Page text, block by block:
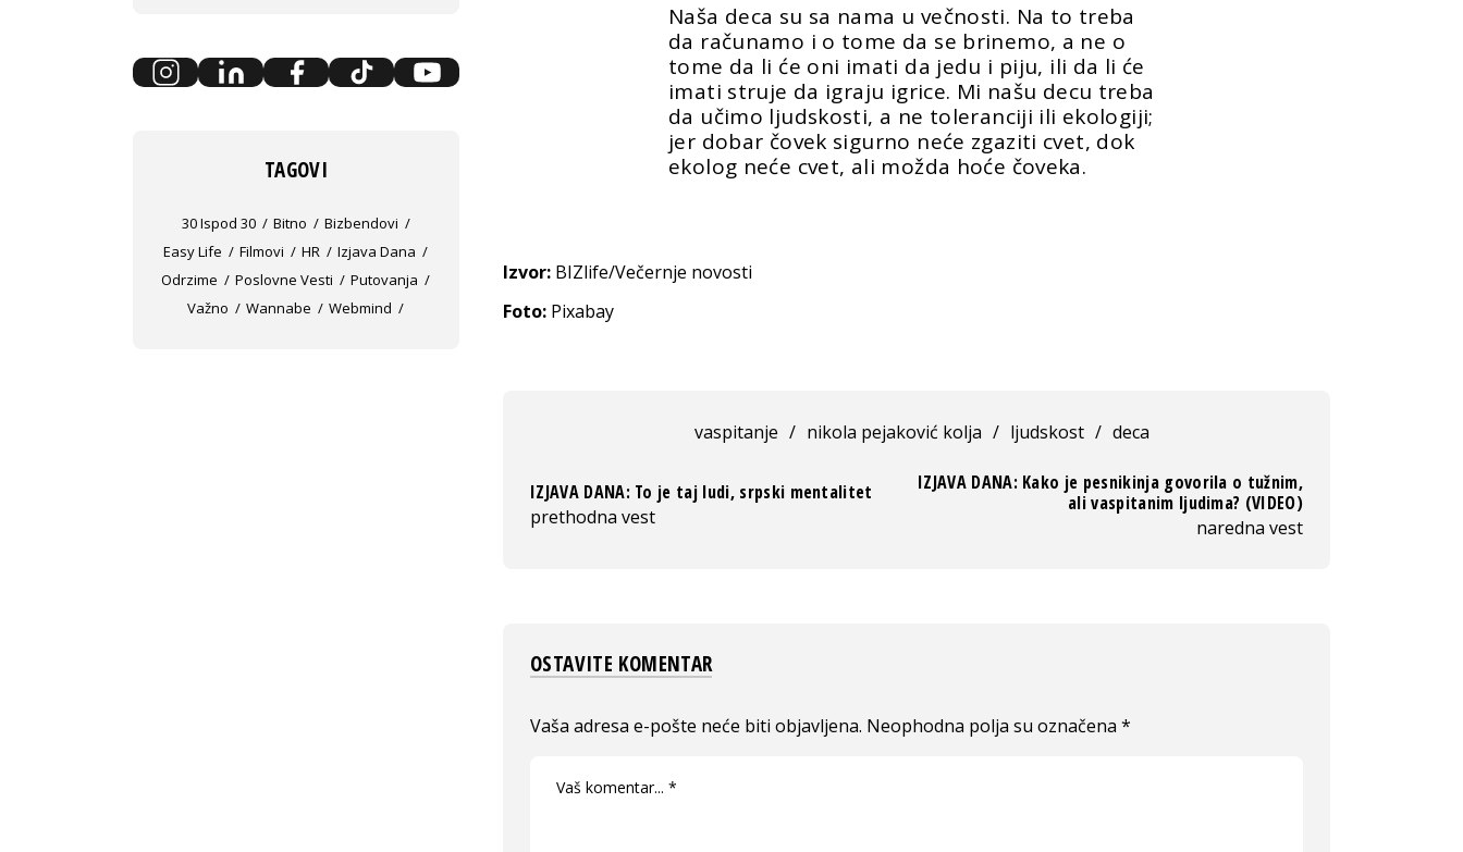
Naša deca su sa nama u večnosti. Na to treba
da računamo i o tome da se brinemo, a ne o
tome da li će oni imati da jedu i piju, ili da li će
imati struje da igraju igrice. Mi našu decu treba
da učimo ljudskosti, a ne toleranciji ili ekologiji;
jer dobar čovek sigurno neće zgaziti cvet, dok
ekolog neće cvet, ali možda hoće čoveka.
Izvor: BIZlife/Večernje novosti
Foto: Pixabay
vaspitanje / nikola pejaković kolja / ljudskost / deca
IZJAVA DANA: To je taj ludi, srpski mentalitet
prethodna vest
IZJAVA DANA: Kako je pesnikinja govorila o tužnim,
ali vaspitanim ljudima? (VIDEO)
naredna vest
OSTAVITE KOMENTAR
Vaša adresa e-pošte neće biti objavljena. Neophodna polja su označena *
TAGOVI
30 Ispod 30 Bitno
Bizbendovi
Easy Life
Filmovi HR
Izjava Dana
Odrzime
Poslovne Vesti
Putovanja
Važno
Wannabe Webmind